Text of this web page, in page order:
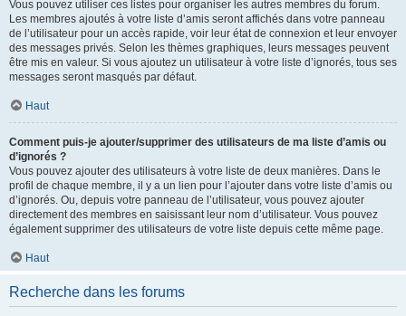
Vous pouvez utiliser ces listes pour organiser les autres membres du forum.
Les membres ajoutés à votre liste d’amis seront affichés dans votre panneau
de l’utilisateur pour un accès rapide, voir leur état de connexion et leur envoyer
des messages privés. Selon les thèmes graphiques, leurs messages peuvent
être mis en valeur. Si vous ajoutez un utilisateur à votre liste d’ignorés, tous ses
messages seront masqués par défaut.
Haut
Comment puis-je ajouter/supprimer des utilisateurs de ma liste d’amis ou
d’ignorés ?
Vous pouvez ajouter des utilisateurs à votre liste de deux manières. Dans le
profil de chaque membre, il y a un lien pour l’ajouter dans votre liste d’amis ou
d’ignorés. Ou, depuis votre panneau de l’utilisateur, vous pouvez ajouter
directement des membres en saisissant leur nom d’utilisateur. Vous pouvez
également supprimer des utilisateurs de votre liste depuis cette même page.
Haut
Recherche dans les forums